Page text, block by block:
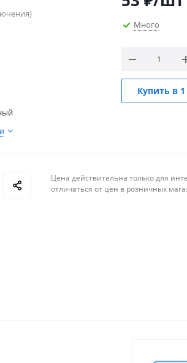
Много
Купить в
Цена действительна только для
отличаться от цен в розничных